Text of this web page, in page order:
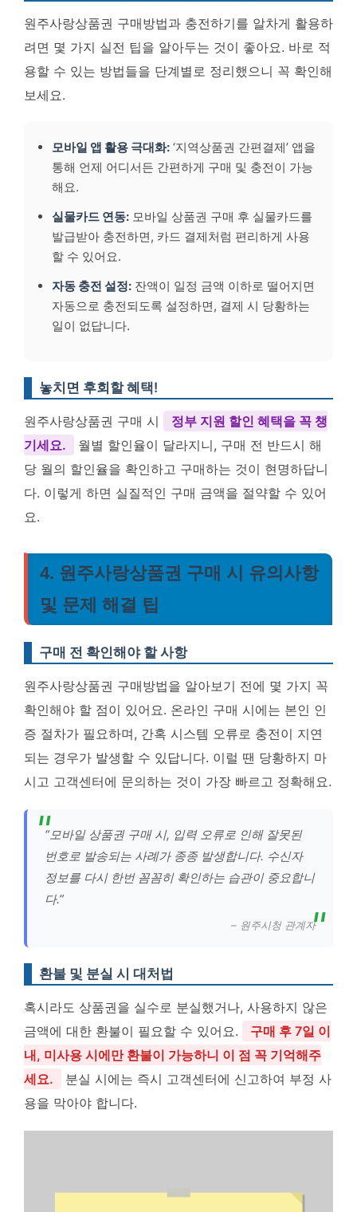
원주사랑상품권 구매방법과 충전하기를 알차게 활용하
려면 몇 가지 실전 팁을 알아두는 것이 좋아요. 바로 적
용할 수 있는 방법들을 단계별로 정리했으니 꼭 확인해
보세요.
모바일 앱 활용 극대화: ‘지역상품권 간편결제’ 앱을
통해 언제 어디서든 간편하게 구매 및 충전이 가능
해요.
실물카드 연동: 모바일 상품권 구매 후 실물카드를
발급받아 충전하면, 카드 결제처럼 편리하게 사용
할 수 있어요.
자동 충전 설정: 잔액이 일정 금액 이하로 떨어지면
자동으로 충전되도록 설정하면, 결제 시 당황하는
일이 없답니다.
놓치면 후회할 혜택!
원주사랑상품권 구매 시
정부 지원 할인 혜택을 꼭 챙
기세요.
월별 할인율이 달라지니, 구매 전 반드시 해
당 월의 할인율을 확인하고 구매하는 것이 현명하답니
다. 이렇게 하면 실질적인 구매 금액을 절약할 수 있어
요.
4. 원주사랑상품권 구매 시 유의사항
및 문제 해결 팁
구매 전 확인해야 할 사항
원주사랑상품권 구매방법을 알아보기 전에 몇 가지 꼭
확인해야 할 점이 있어요. 온라인 구매 시에는 본인 인
증 절차가 필요하며, 간혹 시스템 오류로 충전이 지연
되는 경우가 발생할 수 있답니다. 이럴 땐 당황하지 마
시고 고객센터에 문의하는 것이 가장 빠르고 정확해요.
“모바일 상품권 구매 시, 입력 오류로 인해 잘못된
번호로 발송되는 사례가 종종 발생합니다. 수신자
정보를 다시 한번 꼼꼼히 확인하는 습관이 중요합니
다.”
– 원주시청 관계자
환불 및 분실 시 대처법
혹시라도 상품권을 실수로 분실했거나, 사용하지 않은
금액에 대한 환불이 필요할 수 있어요.
구매 후 7일 이
내, 미사용 시에만 환불이 가능하니 이 점 꼭 기억해주
세요.
분실 시에는 즉시 고객센터에 신고하여 부정 사
용을 막아야 합니다.